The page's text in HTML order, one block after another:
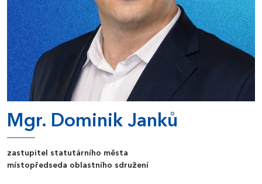
Mgr. Dominik Janků
zastupitel statutárního města
místopředseda oblastního sdružení